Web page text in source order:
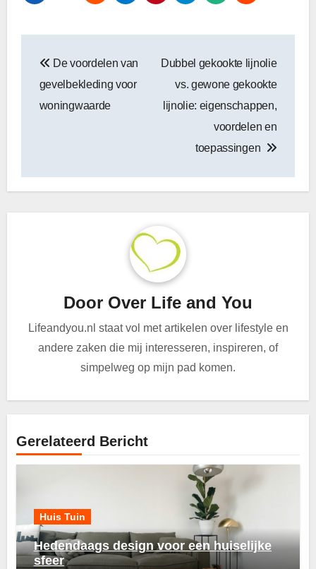
navigatie
De voordelen van
gevelbekleding voor
woningwaarde
Dubbel gekookte lijnolie
vs. gewone gekookte
lijnolie: eigenschappen,
voordelen en
toepassingen
Door Over Life and You
Lifeandyou.nl staat vol met artikelen over lifestyle en
andere zaken die mij interesseren, inspireren, of
simpelweg op mijn pad komen.
Gerelateerd Bericht
Huis Tuin
Hedendaags design voor een huiselijke
sfeer